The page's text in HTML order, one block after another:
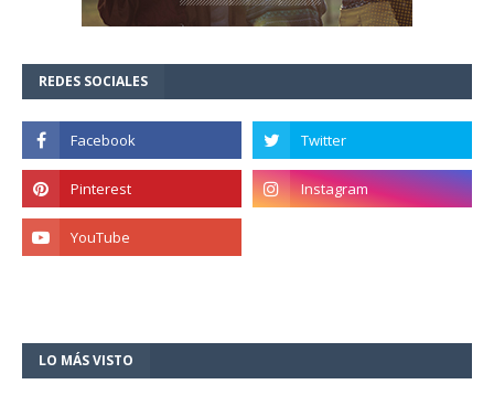
REDES SOCIALES
LO MÁS VISTO